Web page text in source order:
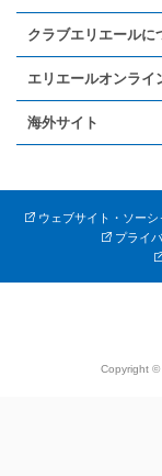
クラブエリエールに
エリエールオンライ
海外サイト
ウェブサイト・ソー
プライ
Copyright ©